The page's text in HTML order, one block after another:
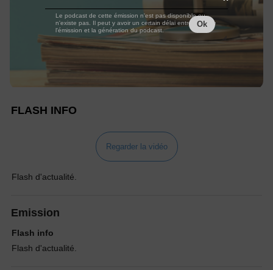
FLASH INFO
Regarder la vidéo
Flash d'actualité.
Emission
Flash info
Flash d'actualité.
Le podcast de cette émission n'est pas disponible ou
n'existe pas. Il peut y avoir un certain délai entre la fin de
l'émission et la génération du podcast.
Ok